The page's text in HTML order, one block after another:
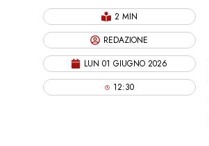
2 MIN
REDAZIONE
LUN 01 GIUGNO 2026
12:30